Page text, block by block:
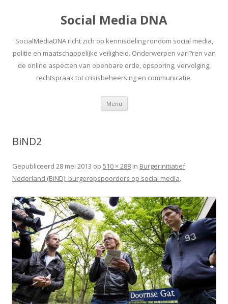
Social Media DNA
SocialMediaDNA richt zich op kennisdeling rondom social media,
politie en maatschappelijke veiligheid. Onderwerpen vari?ren van
de online aspecten van openbare orde, opsporing, vervolging,
rechtspraak tot crisisbeheersing en communicatie.
Menu Spring
inhoud
BiND2
Gepubliceerd 28 mei 2013 op 510 × 288 in Burgerinitiatief
Nederland (BiND): burgeropspoorders op social media.